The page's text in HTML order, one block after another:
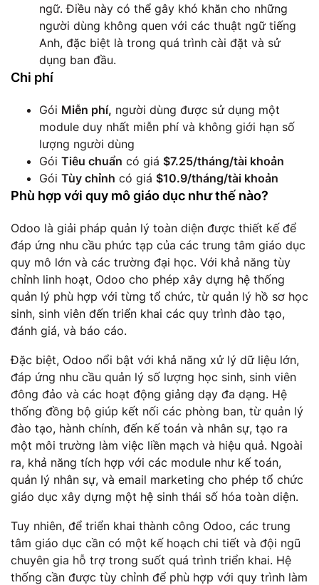
ngữ. Điều này có thể gây khó khăn cho những
người dùng không quen với các thuật ngữ tiếng
Anh, đặc biệt là trong quá trình cài đặt và sử
dụng ban đầu.
Chi phí
Gói Miễn phí, người dùng được sử dụng một
module duy nhất miễn phí và không giới hạn số
lượng người dùng
Gói Tiêu chuẩn có giá $7.25/tháng/tài khoản
Gói Tùy chỉnh có giá $10.9/tháng/tài khoản
Phù hợp với quy mô giáo dục như thế nào?
Odoo là giải pháp quản lý toàn diện được thiết kế để
đáp ứng nhu cầu phức tạp của các trung tâm giáo dục
quy mô lớn và các trường đại học. Với khả năng tùy
chỉnh linh hoạt, Odoo cho phép xây dựng hệ thống
quản lý phù hợp với từng tổ chức, từ quản lý hồ sơ học
sinh, sinh viên đến triển khai các quy trình đào tạo,
đánh giá, và báo cáo.
Đặc biệt, Odoo nổi bật với khả năng xử lý dữ liệu lớn,
đáp ứng nhu cầu quản lý số lượng học sinh, sinh viên
đông đảo và các hoạt động giảng dạy đa dạng. Hệ
thống đồng bộ giúp kết nối các phòng ban, từ quản lý
đào tạo, hành chính, đến kế toán và nhân sự, tạo ra
một môi trường làm việc liền mạch và hiệu quả. Ngoài
ra, khả năng tích hợp với các module như kế toán,
quản lý nhân sự, và email marketing cho phép tổ chức
giáo dục xây dựng một hệ sinh thái số hóa toàn diện.
Tuy nhiên, để triển khai thành công Odoo, các trung
tâm giáo dục cần có một kế hoạch chi tiết và đội ngũ
chuyên gia hỗ trợ trong suốt quá trình triển khai. Hệ
thống cần được tùy chỉnh để phù hợp với quy trình làm